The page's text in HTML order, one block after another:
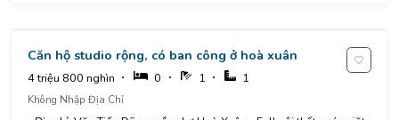
Căn hộ studio rộng, có ban công ở hoà xuân
4 triệu 800 nghìn 0 1 1
Không Nhập Địa Chỉ